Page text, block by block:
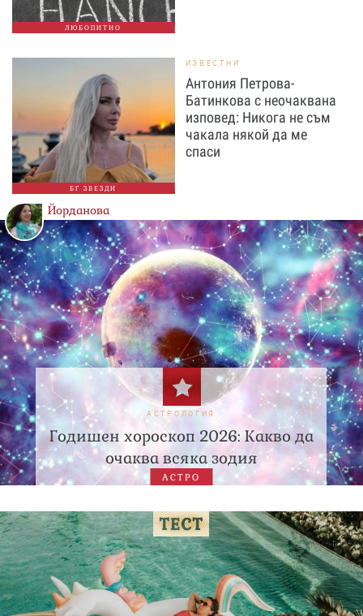
ЛЮБОПИТНО
БГ ЗВЕЗДИ
ИЗВЕСТНИ
Антония Петрова-
Батинкова с неочаквана
изповед: Никога не съм
чакала някой да ме
спаси
Йорданова
АСТРОЛОГИЯ
Годишен хороскоп 2026: Какво да
очаква всяка зодия
АСТРО